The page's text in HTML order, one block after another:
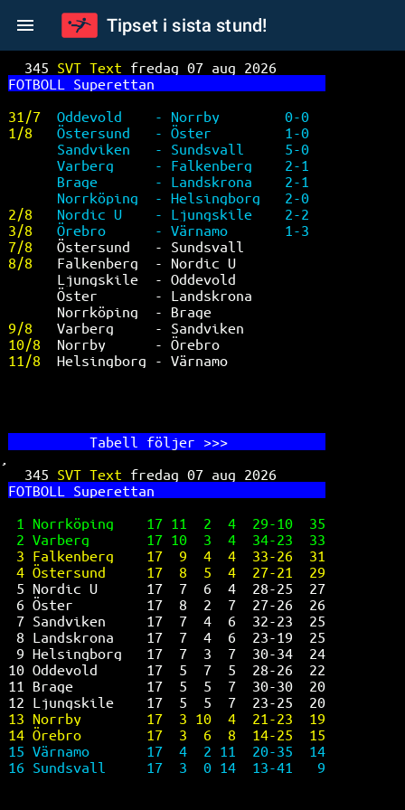
Tipset i sista stund!
345 SVT Text fredag 07 aug 2026
FOTBOLL Superettan
31/7 Oddevold    - Norrby        0-0
1/8 Östersund   - Öster         1-0
Sandviken   - Sundsvall     5-0
Varberg     - Falkenberg    2-1
Brage       - Landskrona    2-1
Norrköping  - Helsingborg   2-0
2/8 Nordic U    - Ljungskile    2-2
3/8 Örebro      - Värnamo       1-3
7/8 Östersund   - Sundsvall
8/8 Falkenberg  - Nordic U
Ljungskile  - Oddevold
Öster       - Landskrona
Norrköping  - Brage
9/8 Varberg     - Sandviken
10/8 Norrby      - Örebro
11/8 Helsingborg - Värnamo
          Ta
bell följer >>>
345 SVT Text fredag 07 aug 2026
FOTBOLL Superettan
1 Norrköping    17 11  2  4  29-10  35
2 Varberg       17 10  3  4  34-23  33
3 Falkenberg    17  9  4  4  33-26  31
4 Östersund     17  8  5  4  27-21  29
5 Nordic U      17  7  6  4  28-25  27
6 Öster         17  8  2  7  27-26  26
7 Sandviken     17  7  4  6  32-23  25
8 Landskrona    17  7  4  6  23-19  25
9 Helsingborg   17  7  3  7  30-34  24
10 Oddevold      17  5  7  5  28-26  22
11 Brage         17  5  5  7  30-30  20
12 Ljungskile    17  5  5  7  23-25  20
13 Norrby        17  3 10  4  21-23  19
14 Örebro        17  3  6  8  14-25  15
15 Värnamo       17  4  2 11  20-35  14
16 Sundsvall     17  3  0 14  13-41   9